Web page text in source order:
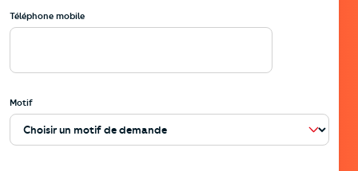
Téléphone mobile
Motif